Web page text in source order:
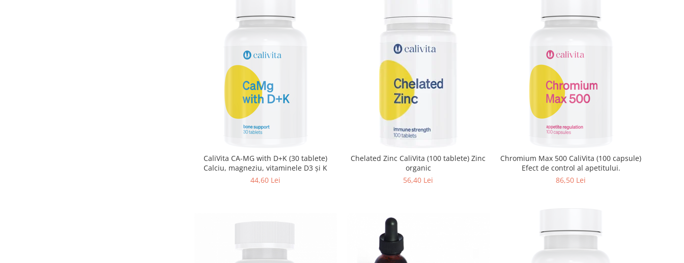
CaliVita CA-MG with D+K (30 tablete)
Calciu, magneziu, vitaminele D3 și K
44,60 Lei
Chelated Zinc CaliVita (100 tablete) Zinc
organic
56,40 Lei
Chromium Max 500 CaliVita (100 capsule)
Efect de control al apetitului.
86,50 Lei